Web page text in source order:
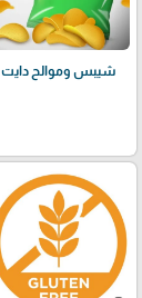
شيبس وموالح دايت